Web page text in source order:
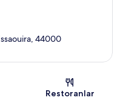
44000
Restoranlar